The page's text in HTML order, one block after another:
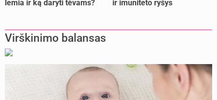
lemia ir ką daryti tėvams?
ir imuniteto ryšys
Virškinimo balansas